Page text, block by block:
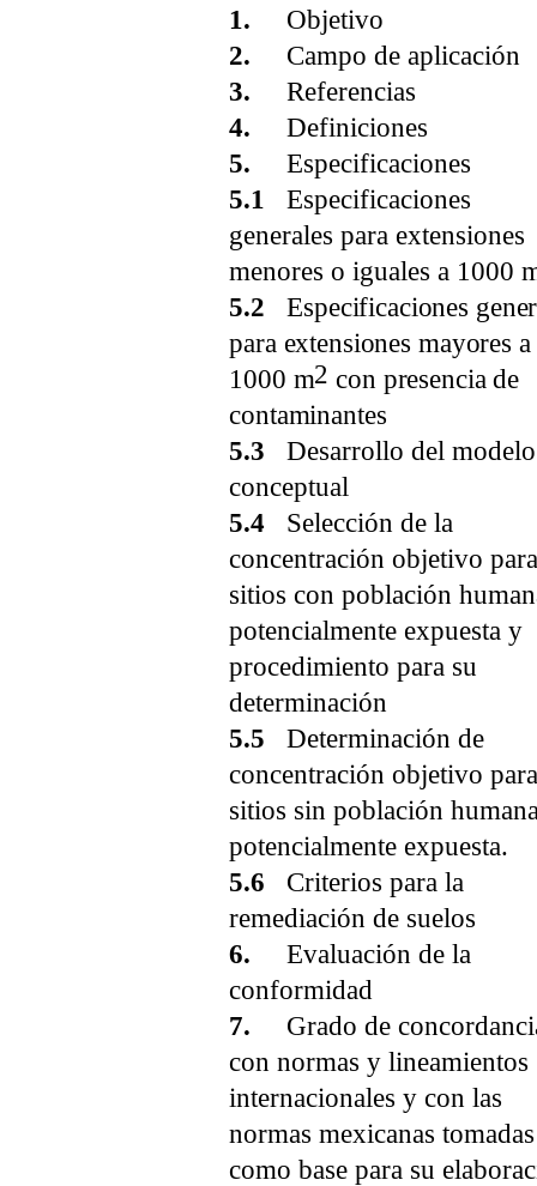
1. Objetivo
2. Campo de aplicación
3. Referencias
4. Definiciones
5. Especificaciones
5.1
Especificaciones
generales para extensiones
menores o iguales a 1000
5.2
Especificaciones
para extensiones mayores a
1000 m2 con presencia de
contaminantes
5.3 Desarrollo del modelo
conceptual
5.4 Selección de la
concentración objetivo
sitios con población
potencialmente expuesta y
procedimiento para su
determinación
5.5 Determinación de
concentración objetivo
sitios sin población
potencialmente expuesta.
5.6 Criterios para la
remediación de suelos
6. Evaluación de la
conformidad
7. Grado de
con normas y lineamientos
internacionales y con las
normas mexicanas tomadas
como base para su